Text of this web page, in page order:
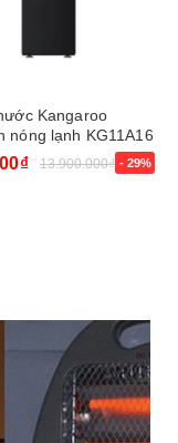
Kangaroo
nóng lạnh KG11A16
13.900.000₫ - 29%